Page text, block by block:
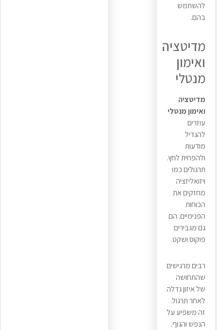
להשתמש
בהם.
מדיטציה
ואימון
מנטלי
מדיטציה
ואימון מנטלי
עוזרים
להגדיל
מודעות
ולהפחית לחץ.
תרגולים כמו
ויזואליזציה
מחזקים את
הכוחות
הפנימיים. הם
גם מגבירים
פוקוס ושקט.
רבים מרגישים
שהתחושה
של איזון גדלה
לאחר תרגול.
זה משפיע על
הנפש והגוף.